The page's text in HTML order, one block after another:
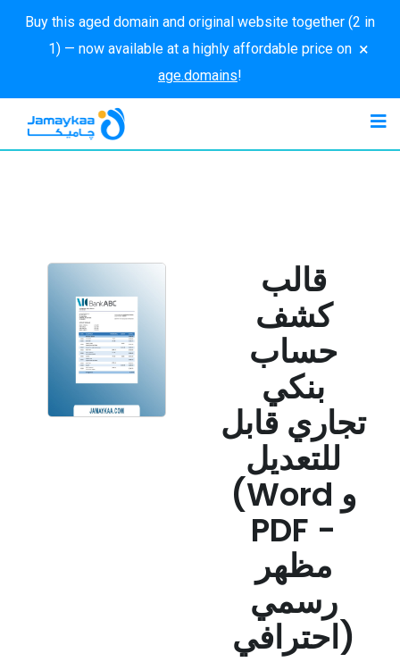
Buy this aged domain and original website together (2 in
1) — now available at a highly affordable price on
age.domains!
×
قالب
كشف
حساب
بنكي
تجاري قابل
للتعديل
(Word و
PDF -
مظهر
رسمي
احترافي)